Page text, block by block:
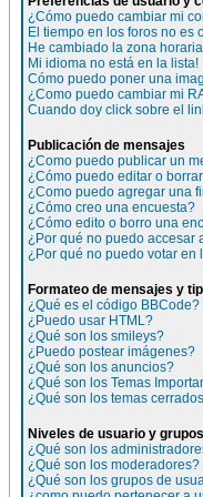
¿Cómo puedo cambiar mi
El tiempo en los foros no es
He cambiado la zona
Mi idioma no está en la lista!
Cómo puedo poner una
¿Como puedo cambiar mi
Cuando doy click sobre el
Publicación de mensajes
¿Como puedo publicar un
¿Cómo puedo editar o
¿Como puedo agregar una
¿Cómo creo una encuesta?
¿Cómo edito o borro una
¿Por qué no puedo accesar
¿Por qué no puedo votar en
Formateo de mensajes y
¿Qué es el código BBCode?
¿Puedo usar HTML?
¿Qué son los smileys?
¿Puedo postear imágenes?
¿Qué son los anuncios?
¿Qué son los Temas
¿Qué son los temas
Niveles de usuario y grupos
¿Qué son los
¿Qué son los moderadores?
¿Qué son los grupos de